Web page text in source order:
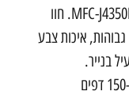
הדיו החכמה MFC-J4350DW. חוו
איכות צבע
בנייר.